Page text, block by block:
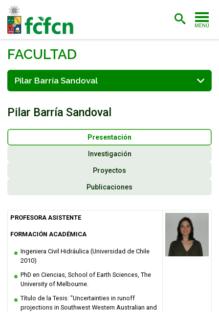
MENÚ
ADMISIÓN
CARRERAS
POSTGRADO
INVESTIGACIÓN
EXTENSIÓN
BIBLIOTECA
FACULTAD
ESTUDIANTES ACADÉMICAS/OS
FUNCIONARIAS/OS EGRESADAS/OS
FACULTAD
Pilar Barría Sandoval
Pilar Barría Sandoval
Presentación
Investigación
Proyectos
Publicaciones
PROFESORA ASISTENTE
FORMACIÓN ACADÉMICA
Ingeniera Civil Hidráulica (Universidad de Chile
2010)
PhD en Ciencias, School of Earth Sciences, The
University of Melbourne.
Título de la Tesis: "Uncertainties in runoff
projections in Southwest Western Australian and